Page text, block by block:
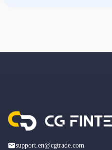
support.en@cgtrade.com